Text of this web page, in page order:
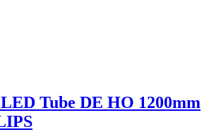
Tube DE HO 1200mm